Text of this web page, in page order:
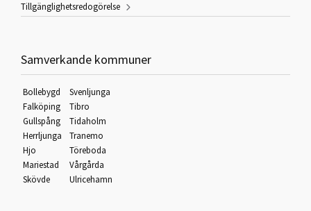
Tillgänglighetsredogörelse
Samverkande kommuner
Bollebygd
Svenljunga
Falköping
Tibro
Gullspång
Tidaholm
Herrljunga
Tranemo
Hjo
Töreboda
Mariestad
Vårgårda
Skövde
Ulricehamn